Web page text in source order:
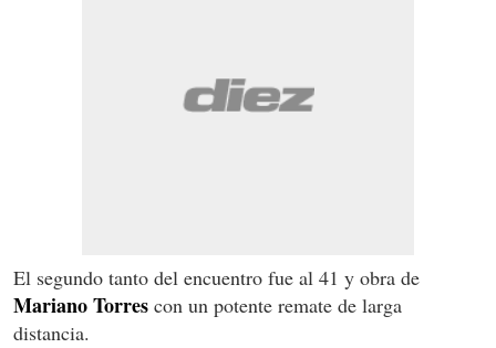
El segundo tanto del encuentro fue al 41 y obra de
Mariano Torres con un potente remate de larga
distancia.